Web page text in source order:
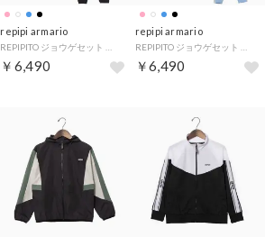
repipi armario
￥6,490
repipi armario
￥6,490